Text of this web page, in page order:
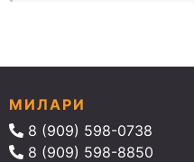
МИЛАРИ
8 (909) 598-0738
8 (909) 598-8850